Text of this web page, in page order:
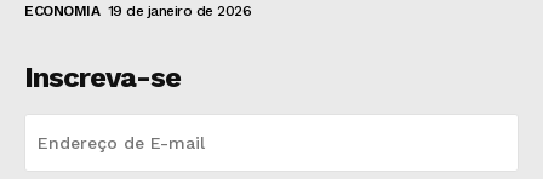
ECONOMIA 19 de janeiro de 2026
Inscreva-se